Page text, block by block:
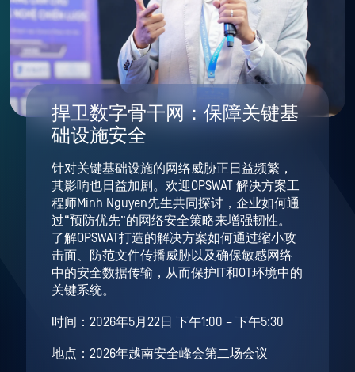
捍卫数字骨干网：保障关键基
础设施安全
针对关键基础设施的网络威胁正日益频繁，
其影响也日益加剧。欢迎OPSWAT 解决方案工
程师Minh Nguyen先生共同探讨，企业如何通
过“预防优先”的网络安全策略来增强韧性。
了解OPSWAT打造的解决方案如何通过缩小攻
击面、防范文件传播威胁以及确保敏感网络
中的安全数据传输，从而保护IT和OT环境中的
关键系统。
时间：2026年5月22日 下午1:00 – 下午5:30
地点：2026年越南安全峰会第二场会议